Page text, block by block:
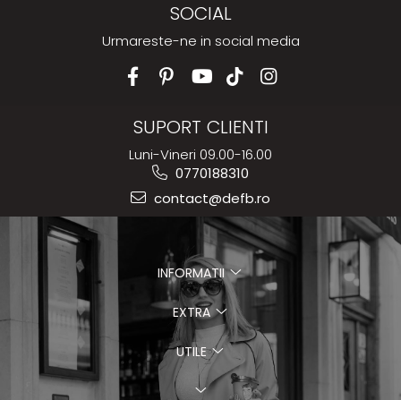
SOCIAL
Urmareste-ne in social media
SUPORT CLIENTI
Luni-Vineri 09.00-16.00
0770188310
contact@defb.ro
INFORMATII
EXTRA
UTILE